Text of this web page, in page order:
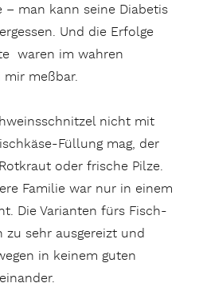
– man kann seine Diabetis
Und die Erfolge
waren im wahren
meßbar.
nicht mit
Füllung mag, der
oder frische Pilze.
Familie war nur in einem
Die Varianten fürs Fisch-
zu sehr ausgereizt und
in keinem guten